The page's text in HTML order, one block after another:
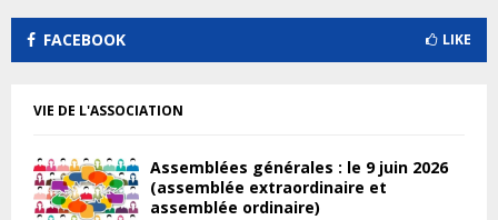
FACEBOOK LIKE
VIE DE L'ASSOCIATION
Assemblées générales : le 9 juin 2026
(assemblée extraordinaire et
assemblée ordinaire)